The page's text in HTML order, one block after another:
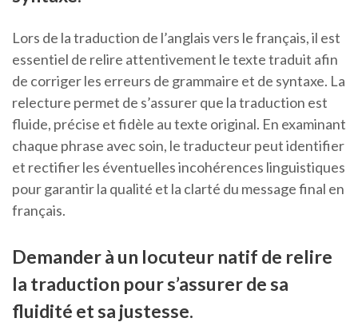
Lors de la traduction de l’anglais vers le français, il est
essentiel de relire attentivement le texte traduit afin
de corriger les erreurs de grammaire et de syntaxe. La
relecture permet de s’assurer que la traduction est
fluide, précise et fidèle au texte original. En examinant
chaque phrase avec soin, le traducteur peut identifier
et rectifier les éventuelles incohérences linguistiques
pour garantir la qualité et la clarté du message final en
français.
Demander à un locuteur natif de relire
la traduction pour s’assurer de sa
fluidité et sa justesse.